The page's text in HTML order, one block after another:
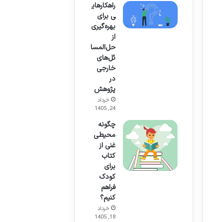
راهکارهای
ی برای
بهره‌گیری
از
حل‌المسا
ئل‌های
خارجی
در
پژوهش
خرداد
24, 1405
چگونه
محیطی
غنی از
کتاب
برای
کودک
فراهم
کنیم؟
خرداد
18, 1405